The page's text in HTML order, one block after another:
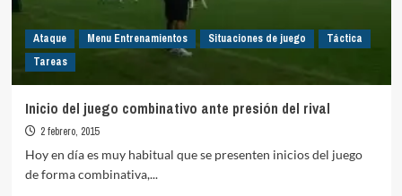
Ataque Menu Entrenamientos Situaciones de juego
Táctica
Tareas
Inicio del juego combinativo ante presión del rival
2 febrero, 2015
Hoy en día es muy habitual que se presenten inicios del juego
de forma combinativa,...